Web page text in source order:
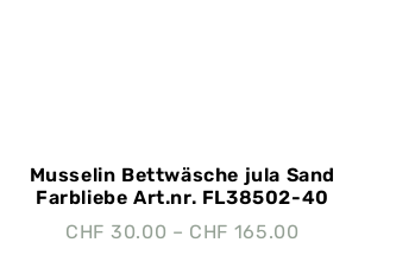
Musselin Bettwäsche jula Sand
Farbliebe Art.nr. FL38502-40
CHF 30.00 – CHF 165.00